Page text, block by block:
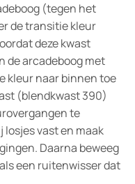
(tegen het
de transitie kleur
deze kwast
de arcadeboog met
kleur naar binnen toe
(blendkwast 390)
te
losjes vast en maak
Daarna beweeg
een ruitenwisser dat